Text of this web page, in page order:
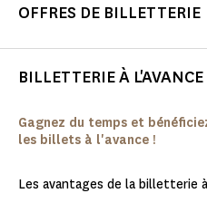
OFFRES DE BILLETTERIE
BILLETTERIE À L'AVANCE
Gagnez du temps et
les billets à l'avance !
Les avantages de la billetterie